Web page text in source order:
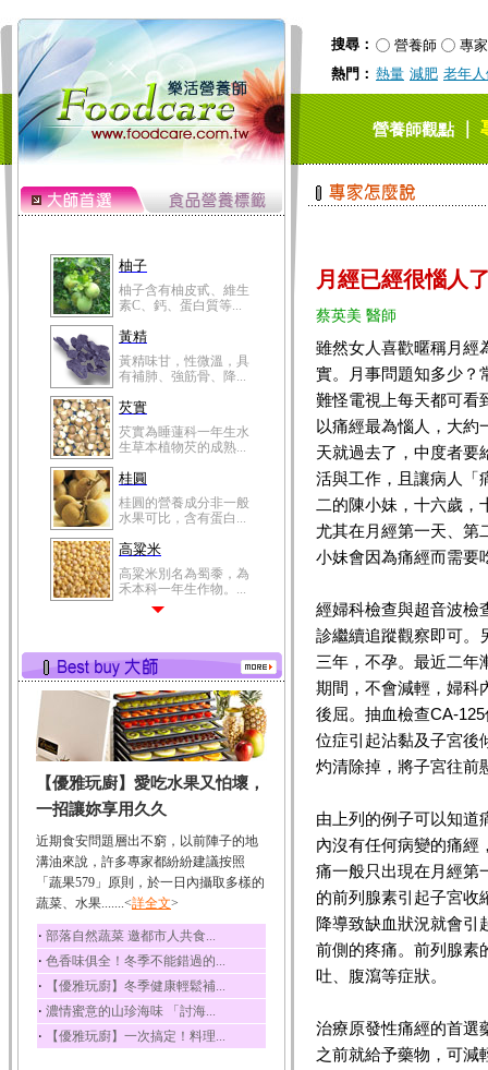
搜尋： 營養師
專家
熱門： 熱量 減肥 老年
營養師觀點｜
柚子
柚子含有柚皮甙、維生
素C、鈣、蛋白質等...
黃精
黃精味甘，性微溫，具
有補肺、強筋骨、降...
芡實
芡實為睡蓮科一年生水
生草本植物芡的成熟...
桂圓
桂圓的營養成分非一般
水果可比，含有蛋白...
高粱米
高粱米別名為蜀黍，為
禾本科一年生作物。...
有蛋白質、脂肪、磷...
鮪魚
鮪魚肚肉中的不飽和脂
肪酸內富含EPA和DH...
韭菜
韭菜所含的膳食纖維能
幫助消化與通便；揮...
冬瓜
冬瓜營養價值高，鈉含
量極低是水腫病人的...
豆豉
豆豉裡頭含有營養的蛋
白質、脂肪、鈣、磷...
榛果
榛果裡所含的營養素有
蛋白質、脂肪、醣類...
迷迭香
【優雅玩廚】愛吃水果又怕壞，
一招讓妳享用久久
近期食安問題層出不窮，以前陣子的地
溝油來說，許多專家都紛紛建議按照
「蔬果579」原則，於一日內攝取多樣的
蔬菜、水果.......<詳全文>
‧ 部落自然蔬菜 邀都市人共食...
‧ 色香味俱全！冬季不能錯過的...
‧ 【優雅玩廚】冬季健康輕鬆補...
‧ 濃情蜜意的山珍海味 「討海...
‧ 【優雅玩廚】一次搞定！料理...
月經已經很惱人
蔡英美 醫師
雖然女人喜歡暱稱月經
實。月事問題知多少？
難怪電視上每天都可看
以痛經最為惱人，大約
天就過去了，中度者要
活與工作，且讓病人「
二的陳小妹，十六歲，
尤其在月經第一天、第
小妹會因為痛經而需要
經婦科檢查與超音波檢
診繼續追蹤觀察即可。
三年，不孕。最近二年
期間，不會減輕，婦科
後屈。抽血檢查CA-
位症引起沾黏及子宮後
灼清除掉，將子宮往前
由上列的例子可以知道
內沒有任何病變的痛經
痛一般只出現在月經第
的前列腺素引起子宮收
降導致缺血狀況就會引
前側的疼痛。前列腺素
吐、腹瀉等症狀。
治療原發性痛經的首選
之前就給予藥物，可減